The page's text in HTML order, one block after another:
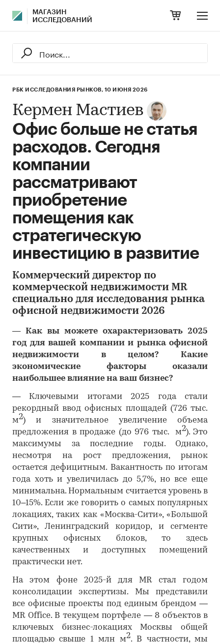
МАГАЗИН
ИССЛЕДОВАНИЙ
РБК ИССЛЕДОВАНИЯ РЫНКОВ, 10 ИЮНЯ 2026
Кермен Мастиев
Офис больше не статья
расходов. Сегодня
компании
рассматривают
приобретение
помещения как
стратегическую
инвестицию в развитие
Коммерческий директор по
коммерческой недвижимости MR
специально для исследования рынка
офисной недвижимости 2026
― Как вы можете охарактеризовать 2025
год для вашей компании и рынка офисной
недвижимости в целом? Какие
экономические факторы оказали
наибольшее влияние на ваш бизнес?
― Ключевыми итогами 2025 года стали
рекордный ввод офисных площадей (726 тыс.
м2) и значительное увеличение объема
предложения в продаже (до 976 тыс. м2). Это
максимумы за последние годы. Однако,
несмотря на рост предложения, рынок
остается дефицитным. Вакантность по итогам
года хоть и увеличилась до 5,7%, но все еще
минимальна. Нормальным считается уровень в
10–15%. Если же говорить о самых популярных
локациях, таких как «Москва-Сити», «Большой
Сити», Ленинградский коридор, и сегменте
крупных офисных блоков, то здесь
качественных и доступных помещений
практически нет.
На этом фоне 2025-й для MR стал годом
консолидации экспертизы. Мы представили
все офисные проекты под единым брендом —
MR Office. В текущем портфеле — 8 объектов в
ключевых бизнес-локациях Москвы общей
площадью свыше 1 млн м2. В частности, мы